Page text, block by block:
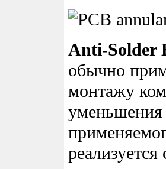
Anti-Solder
обычно
монтажу
уменьшения